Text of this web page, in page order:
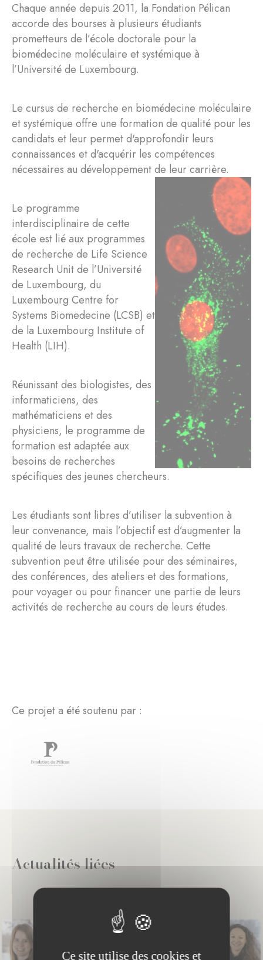
Chaque année depuis 2011, la Fondation Pélican
accorde des bourses à plusieurs étudiants
prometteurs de l’école doctorale pour la
biomédecine moléculaire et systémique à
l’Université de Luxembourg.
Le cursus de recherche en biomédecine moléculaire
et systémique offre une formation de qualité pour les
candidats et leur permet d'approfondir leurs
connaissances et d'acquérir les compétences
nécessaires au développement de leur carrière.
Le programme
interdisciplinaire de cette
école est lié aux programmes
de recherche de Life Science
Research Unit de l’Université
de Luxembourg, du
Luxembourg Centre for
Systems Biomedecine (LCSB) et
de la Luxembourg Institute of
Health (LIH).
Réunissant des biologistes, des
informaticiens, des
mathématiciens et des
physiciens, le programme de
formation est adaptée aux
besoins de recherches
spécifiques des jeunes chercheurs.
Les étudiants sont libres d’utiliser la subvention à
leur convenance, mais l’objectif est d’augmenter la
qualité de leurs travaux de recherche. Cette
subvention peut être utilisée pour des séminaires,
des conférences, des ateliers et des formations,
pour voyager ou pour financer une partie de leurs
activités de recherche au cours de leurs études.
Ce projet a été soutenu par :
Actualités liées
Ce site utilise des cookies et